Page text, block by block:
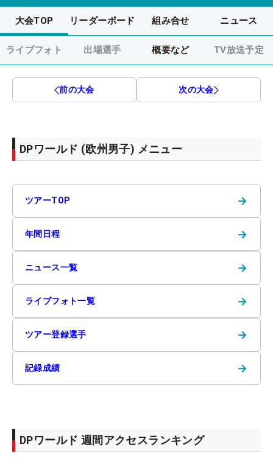
大会TOP リーダーボード 組み合せ ニュース
ライブフォト 出場選手 概要など TV放送予定
前の大会 次の大会
DPワールド (欧州男子) メニュー
ツアーTOP →
年間日程 →
ニュース一覧 →
ライブフォト一覧 →
ツアー登録選手 →
記録成績 →
DPワールド 週間アクセスランキング